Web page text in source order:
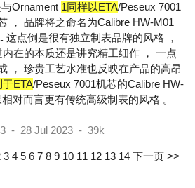
Ornament 1同样以ETA/Peseux 7001
， 品牌将之命名为Calibre HW-M01
这点倒是很有独立制表品牌的风格 ，
在的本质还是讲究精工细作 ， 一点
， 珍贵工艺水准也反映在产品的高昂
ETA/Peseux 7001机芯的Calibre HW-
对而言更有传统高级制表的风格 。
- 28 Jul 2023 - 39k
3 4 5 6 7 8 9 10 11 12 13 14 下一页 >>